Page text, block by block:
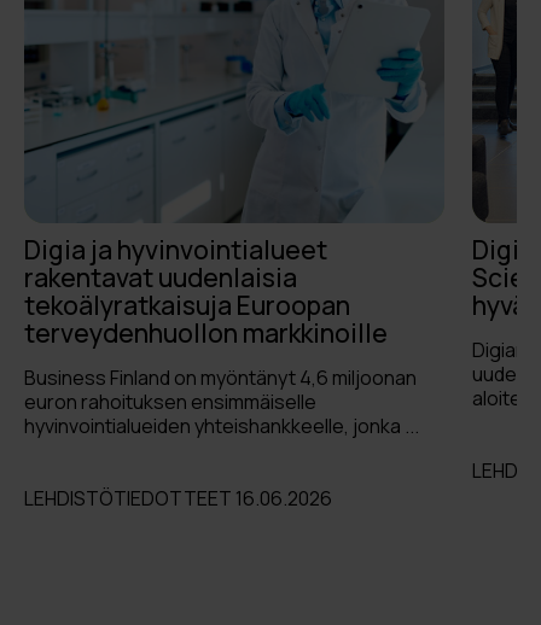
Digia ja hyvinvointialueet
rakentavat uudenlaisia
tekoälyratkaisuja Euroopan
terveydenhuollon markkinoille
Business Finland on myöntänyt 4,6 miljoonan
euron rahoituksen ensimmäiselle
hyvinvointialueiden yhteishankkeelle, jonka ...
LEHDISTÖTIEDOTTEET 16.06.2026
Digian
uuden
aloite